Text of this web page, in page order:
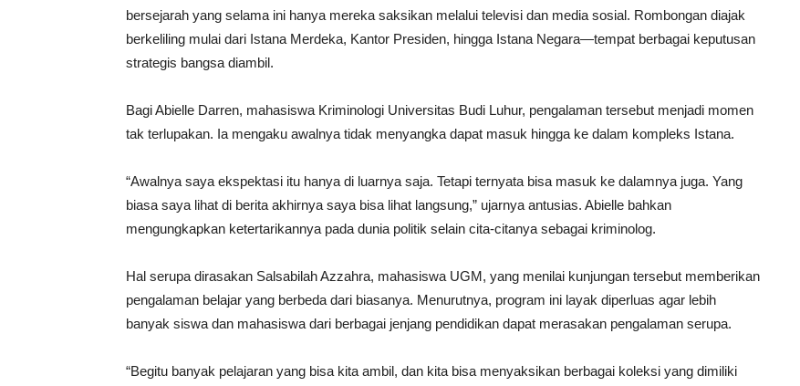
bersejarah yang selama ini hanya mereka saksikan melalui televisi dan media sosial. Rombongan diajak
berkeliling mulai dari Istana Merdeka, Kantor Presiden, hingga Istana Negara—tempat berbagai keputusan
strategis bangsa diambil.
Bagi Abielle Darren, mahasiswa Kriminologi Universitas Budi Luhur, pengalaman tersebut menjadi momen
tak terlupakan. Ia mengaku awalnya tidak menyangka dapat masuk hingga ke dalam kompleks Istana.
“Awalnya saya ekspektasi itu hanya di luarnya saja. Tetapi ternyata bisa masuk ke dalamnya juga. Yang
biasa saya lihat di berita akhirnya saya bisa lihat langsung,” ujarnya antusias. Abielle bahkan
mengungkapkan ketertarikannya pada dunia politik selain cita-citanya sebagai kriminolog.
Hal serupa dirasakan Salsabilah Azzahra, mahasiswa UGM, yang menilai kunjungan tersebut memberikan
pengalaman belajar yang berbeda dari biasanya. Menurutnya, program ini layak diperluas agar lebih
banyak siswa dan mahasiswa dari berbagai jenjang pendidikan dapat merasakan pengalaman serupa.
“Begitu banyak pelajaran yang bisa kita ambil, dan kita bisa menyaksikan berbagai koleksi yang dimiliki